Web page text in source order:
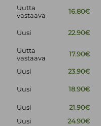
Uutta
vastaava
16.80€
Uusi 22.90€
Uutta
vastaava
17.90€
Uusi
23.90€
Uusi 18.90€
Uusi
21.90€
Uusi
24.90€